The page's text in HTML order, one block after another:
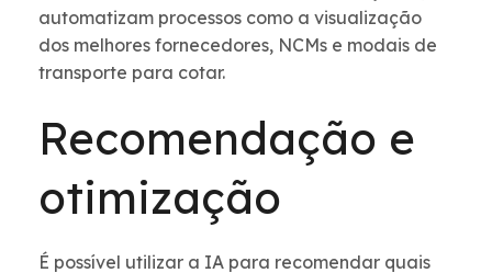
automatizam processos como a visualização
dos melhores fornecedores, NCMs e modais de
transporte para cotar.
Recomendação e
otimização
É possível utilizar a IA para recomendar quais